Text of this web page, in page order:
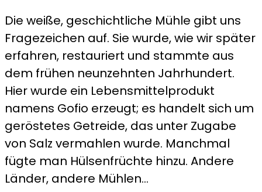
Die weiße, geschichtliche Mühle gibt uns
Fragezeichen auf. Sie wurde, wie wir später
erfahren, restauriert und stammte aus
dem frühen neunzehnten Jahrhundert.
Hier wurde ein Lebensmittelprodukt
namens Gofio erzeugt; es handelt sich um
geröstetes Getreide, das unter Zugabe
von Salz vermahlen wurde. Manchmal
fügte man Hülsenfrüchte hinzu. Andere
Länder, andere Mühlen…